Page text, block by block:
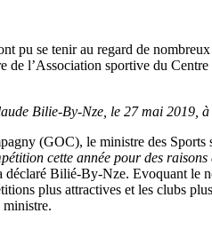
pu se tenir au regard de
de l’Association sportive du
Bilie-By-Nze, le 27 mai 2019,
(GOC), le ministre des Sports
cette année pour des
déclaré Bilié-By-Nze. Evoquant le
plus attractives et les clubs
ministre.